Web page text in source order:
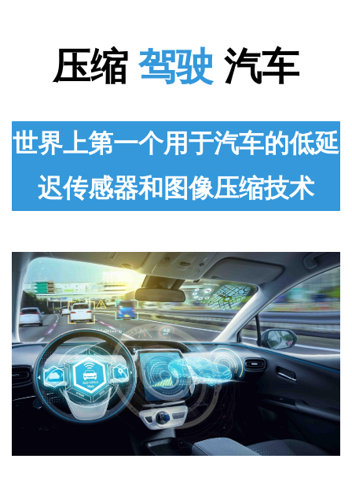
压缩 驾驶 汽车
世界上第一个用于汽车的低延
迟传感器和图像压缩技术